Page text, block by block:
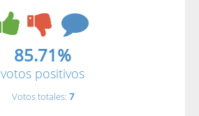
85.71%
votos positivos
Votos totales: 7